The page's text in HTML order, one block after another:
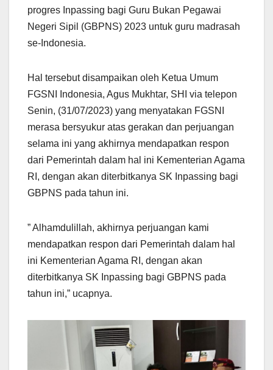
progres Inpassing bagi Guru Bukan Pegawai
Negeri Sipil (GBPNS) 2023 untuk guru madrasah
se-Indonesia.
Hal tersebut disampaikan oleh Ketua Umum
FGSNI Indonesia, Agus Mukhtar, SHI via telepon
Senin, (31/07/2023) yang menyatakan FGSNI
merasa bersyukur atas gerakan dan perjuangan
selama ini yang akhirnya mendapatkan respon
dari Pemerintah dalam hal ini Kementerian Agama
RI, dengan akan diterbitkanya SK Inpassing bagi
GBPNS pada tahun ini.
” Alhamdulillah, akhirnya perjuangan kami
mendapatkan respon dari Pemerintah dalam hal
ini Kementerian Agama RI, dengan akan
diterbitkanya SK Inpassing bagi GBPNS pada
tahun ini,” ucapnya.